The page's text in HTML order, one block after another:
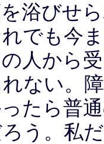
浴びせ
でも今
人から
ない。
たら普
う。私